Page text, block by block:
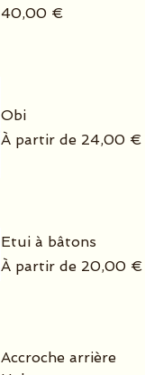
Prix
40,00 €
Obi
À partir de 24,00 €
Prix promotionnel
Etui à bâtons
À partir de 20,00 €
Prix promotionnel
Accroche arrière